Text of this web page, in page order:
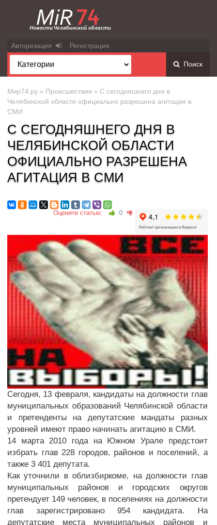
Авторизация Регистрация
Поиск
Мир74.ру » Происшествия » С сегодняшнего дня в
Челябинской области официально разрешена агитация в
СМИ
С СЕГОДНЯШНЕГО ДНЯ В
ЧЕЛЯБИНСКОЙ ОБЛАСТИ
ОФИЦИАЛЬНО РАЗРЕШЕНА
АГИТАЦИЯ В СМИ
Оцените статью: 0
Сегодня, 13 февраля, кандидаты на должности глав
муниципальных образований Челябинской области
и претенденты на депутатские мандаты разных
уровней имеют право начинать агитацию в СМИ.
14 марта 2010 года на Южном Урале предстоит
избрать глав 228 городов, районов и поселений, а
также 3 401 депутата.
Как уточнили в облизбиркоме, на должности глав
муниципальных районов и городских округов
претендует 149 человек, в поселениях на должности
глав зарегистрировано 954 кандидата. На
депутатские места муниципальных районов и